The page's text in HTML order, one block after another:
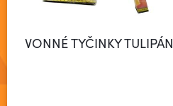
VONNÉ TYČINKY TULIPÁN